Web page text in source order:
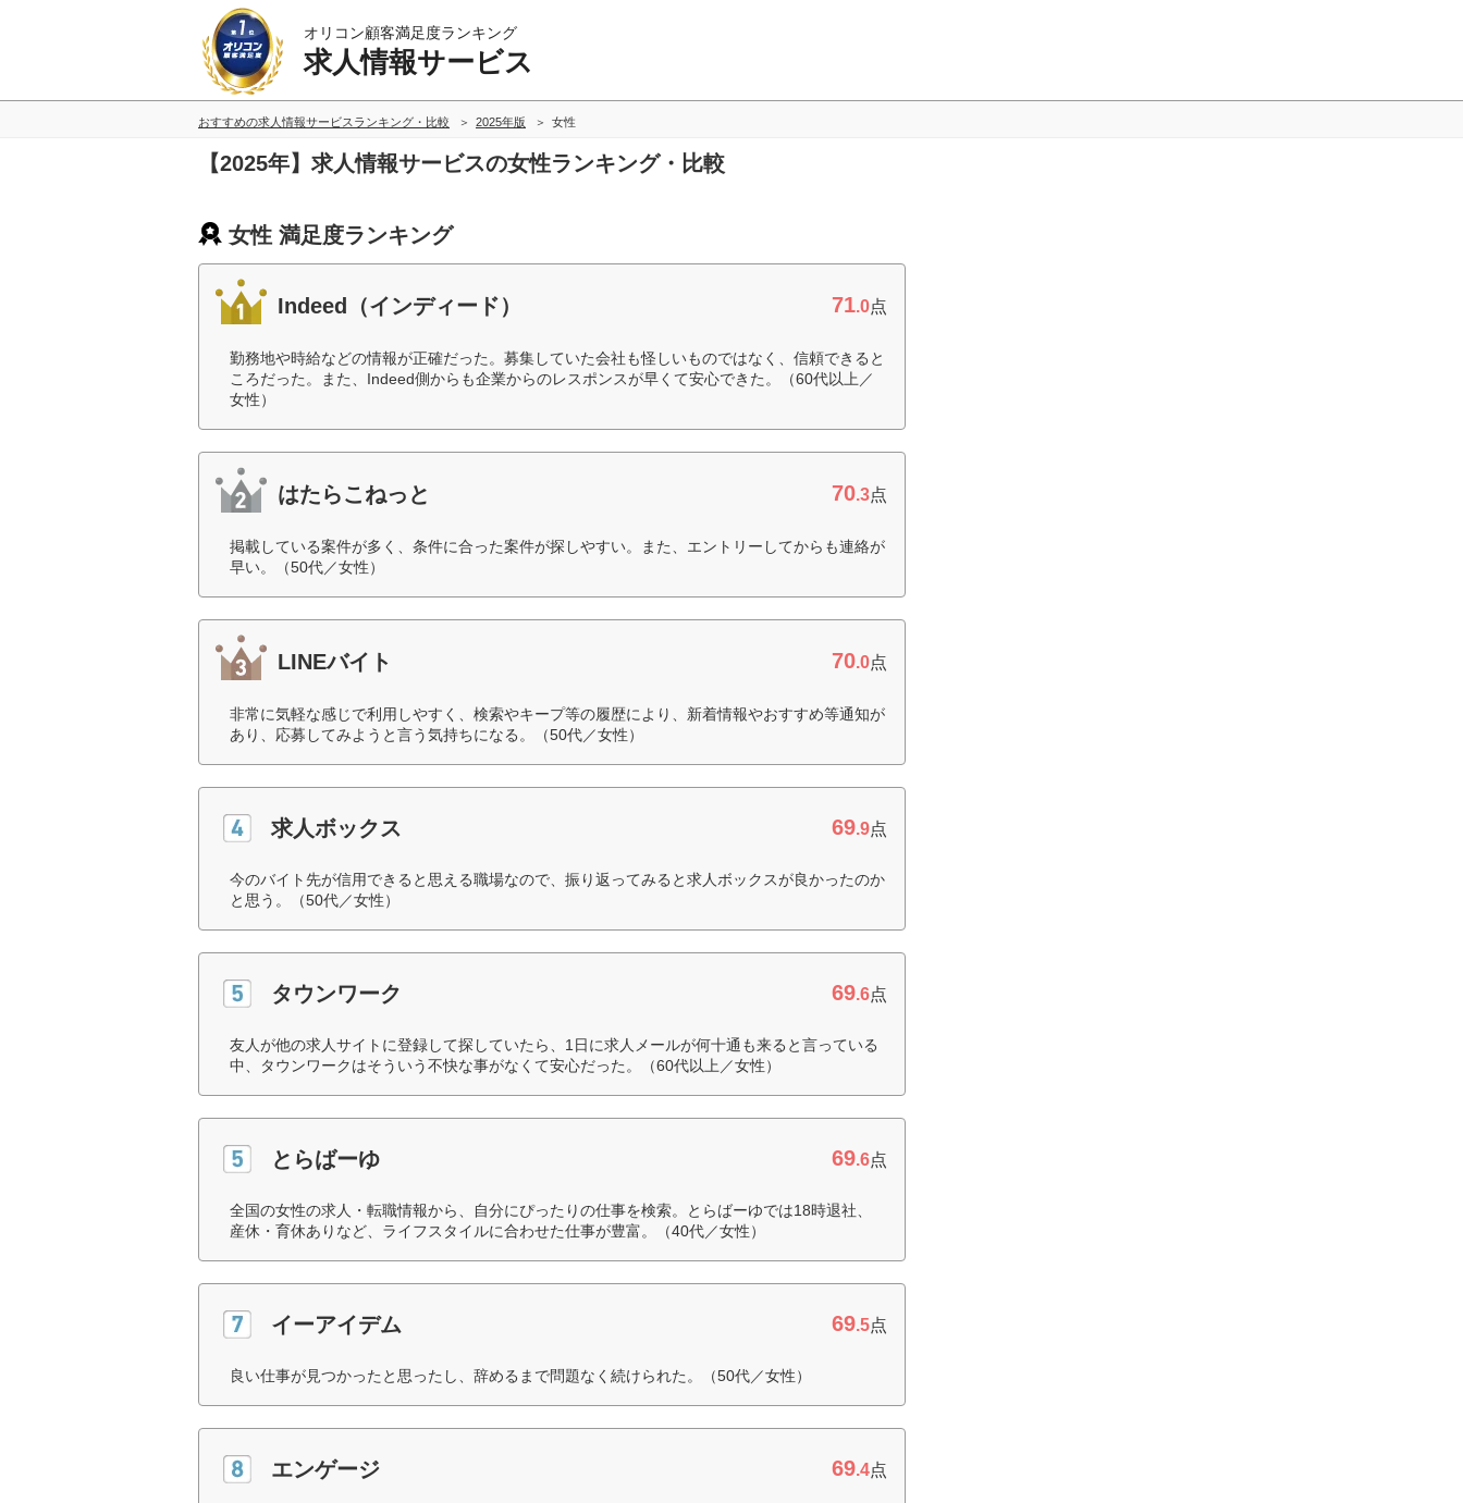
オリコン顧客満足度ランキング
求人情報サービス
おすすめの求人情報サービスランキング・比較 2025年版 女性
【2025年】求人情報サービスの女性ランキング・比較
女性 満足度ランキング
Indeed（インディード） 71.0点
勤務地や時給などの情報が正確だった。募集していた会社も怪しいものではなく、信頼できると
ころだった。また、Indeed側からも企業からのレスポンスが早くて安心できた。（60代以上／
女性）
はたらこねっと 70.3点
掲載している案件が多く、条件に合った案件が探しやすい。また、エントリーしてからも連絡が
早い。（50代／女性）
LINEバイト 70.0点
非常に気軽な感じで利用しやすく、検索やキープ等の履歴により、新着情報やおすすめ等通知が
あり、応募してみようと言う気持ちになる。（50代／女性）
求人ボックス 69.9点
今のバイト先が信用できると思える職場なので、振り返ってみると求人ボックスが良かったのか
と思う。（50代／女性）
タウンワーク 69.6点
友人が他の求人サイトに登録して探していたら、1日に求人メールが何十通も来ると言っている
中、タウンワークはそういう不快な事がなくて安心だった。（60代以上／女性）
とらばーゆ 69.6点
全国の女性の求人・転職情報から、自分にぴったりの仕事を検索。とらばーゆでは18時退社、
産休・育休ありなど、ライフスタイルに合わせた仕事が豊富。（40代／女性）
イーアイデム 69.5点
良い仕事が見つかったと思ったし、辞めるまで問題なく続けられた。（50代／女性）
エンゲージ 69.4点